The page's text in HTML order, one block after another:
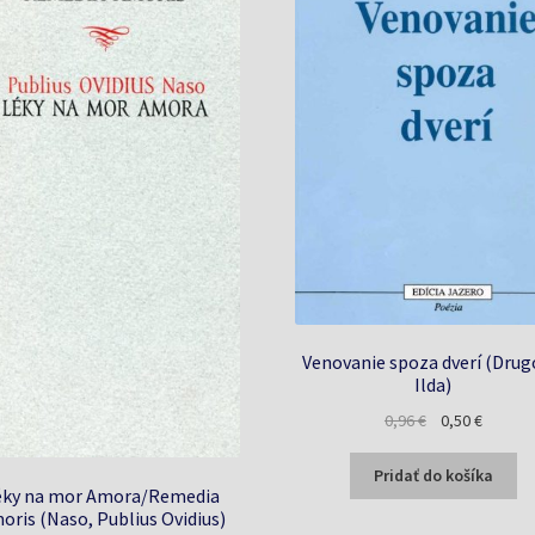
na mor Amora/Remedia
(Naso, Publius Ovidius)
Venovanie spoza dverí
Ilda)
0,96€
Pôvodná
bola:
0,96 €.
0,50€Aktuálna
je:
0,50 €.
Pridať do košíka